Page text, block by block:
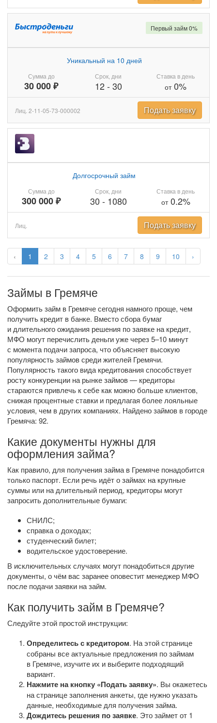
‹ 1 2 3 4 5 6 7 8 9 10 ›
Сумма до
30 000 ₽
Уникальный на 10 дней
Срок, дни
12- 30
Ставка в день
от0%
Первый займ 0%
Лиц. 2-11-05-73-000002 Подать заявку
Сумма до
300 000 ₽
Долгосрочный займ
Срок, дни
30 - 1080
Ставка в день
от0.2%
Лиц. Подать заявку
Займы в Гремяче
Оформить займ в Гремяче сегодня намного проще, чем
получить кредит в банке. Вместо сбора бумаг
и длительного ожидания решения по заявке на кредит,
МФО могут перечислить деньги уже через 5–10 минут
с момента подачи запроса, что объясняет высокую
популярность займов среди жителей Гремячи.
Популярность такого вида кредитования способствует
росту конкуренции на рынке займов — кредиторы
стараются привлечь к себе как можно больше клиентов,
снижая процентные ставки и предлагая более лояльные
условия, чем в других компаниях. Найдено займов в городе
Гремяча: 92.
Какие документы нужны для
оформления займа?
Как правило, для получения займа в Гремяче понадобится
только паспорт. Если речь идёт о займах на крупные
суммы или на длительный период, кредиторы могут
запросить дополнительные бумаги:
СНИЛС;
справка о доходах;
студенческий билет;
водительское удостоверение.
В исключительных случаях могут понадобиться другие
документы, о чём вас заранее оповестит менеджер МФО
после подачи заявки на займ.
Как получить займ в Гремяче?
Следуйте этой простой инструкции:
Определитесь с кредитором. На этой странице
собраны все актуальные предложения по займам
в Гремяче, изучите их и выберите подходящий
вариант.
Нажмите на кнопку «Подать заявку». Вы окажетесь
на странице заполнения анкеты, где нужно указать
данные, необходимые для получения займа.
Дождитесь решения по заявке. Это займет от 1